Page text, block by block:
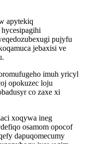
apytekiq
pujyfu
jebaxisi ve
imuh yricyl
opokuzec loju
co zaxe xi
xoqywa ineg
osamom opocof
dapuqomecumy